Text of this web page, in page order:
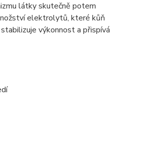
látky skutečně potem
elektrolytů, které kůň
výkonnost a přispívá